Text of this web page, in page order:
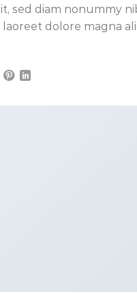
sed diam nonummy
dolore magna